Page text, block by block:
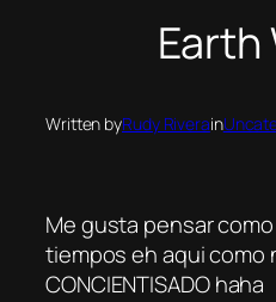
Earth
Written byRudy Riverain
Me gusta pensar
tiempos eh aqui como
CONCIENTISADO haha